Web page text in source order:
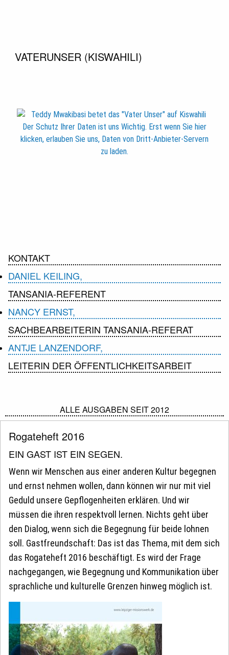
VATERUNSER (KISWAHILI)
Der Schutz Ihrer Daten ist uns Wichtig. Erst wenn Sie hier
klicken, erlauben Sie uns, Daten von Dritt-Anbieter-Servern
zu laden.
KONTAKT
DANIEL KEILING,
TANSANIA-REFERENT
NANCY ERNST,
SACHBEARBEITERIN TANSANIA-REFERAT
ANTJE LANZENDORF,
LEITERIN DER ÖFFENTLICHKEITSARBEIT
ALLE AUSGABEN SEIT 2012
Rogateheft 2016
EIN GAST IST EIN SEGEN.
Wenn wir Menschen aus einer anderen Kultur begegnen
und ernst nehmen wollen, dann können wir nur mit viel
Geduld unsere Gepflogenheiten erklären. Und wir
müssen die ihren respektvoll lernen. Nichts geht über
den Dialog, wenn sich die Begegnung für beide lohnen
soll. Gastfreundschaft: Das ist das Thema, mit dem sich
das Rogateheft 2016 beschäftigt. Es wird der Frage
nachgegangen, wie Begegnung und Kommunikation über
sprachliche und kulturelle Grenzen hinweg möglich ist.